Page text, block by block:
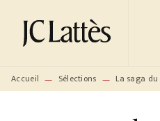
MENU RECHERCHE
PIED DE PAGE
Accueil — Sélections — La saga